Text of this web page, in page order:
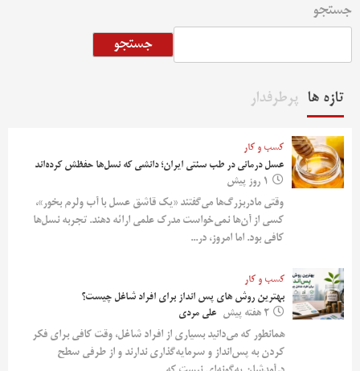
جستجو
جستجو
تازه ها پرطرفدار
کسب و کار
عسل درمانی در طب سنتی ایران؛ دانشی که نسل‌ها حفظش کرده‌اند
1 روز پیش
وقتی مادربزرگ‌ها می‌گفتند «یک قاشق عسل با آب ولرم بخور»،
کسی از آن‌ها نمی‌خواست مدرک علمی ارائه دهند. تجربه نسل‌ها
کافی بود. اما امروز، در...
کسب و کار
بهترین روش‌ های پس‌ انداز برای افراد شاغل چیست؟
2 هفته پیش
علی مردی
همانطور که می‌دانید بسیاری از افراد شاغل، وقت کافی برای فکر
کردن به پس‌انداز و سرمایه‌گذاری ندارند و از طرفی سطح